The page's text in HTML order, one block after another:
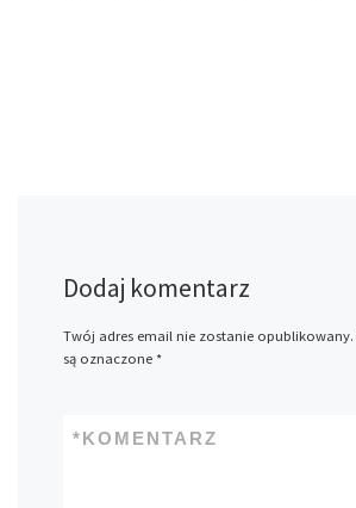
Dodaj komentarz
Twój adres email nie zostanie opublikowany.
są oznaczone *
KOMENTARZ
*